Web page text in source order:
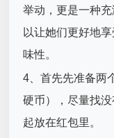
举动，更是一种
以让她们更好地
味性。
4、首先先准备两
硬币），尽量找
起放在红包里。